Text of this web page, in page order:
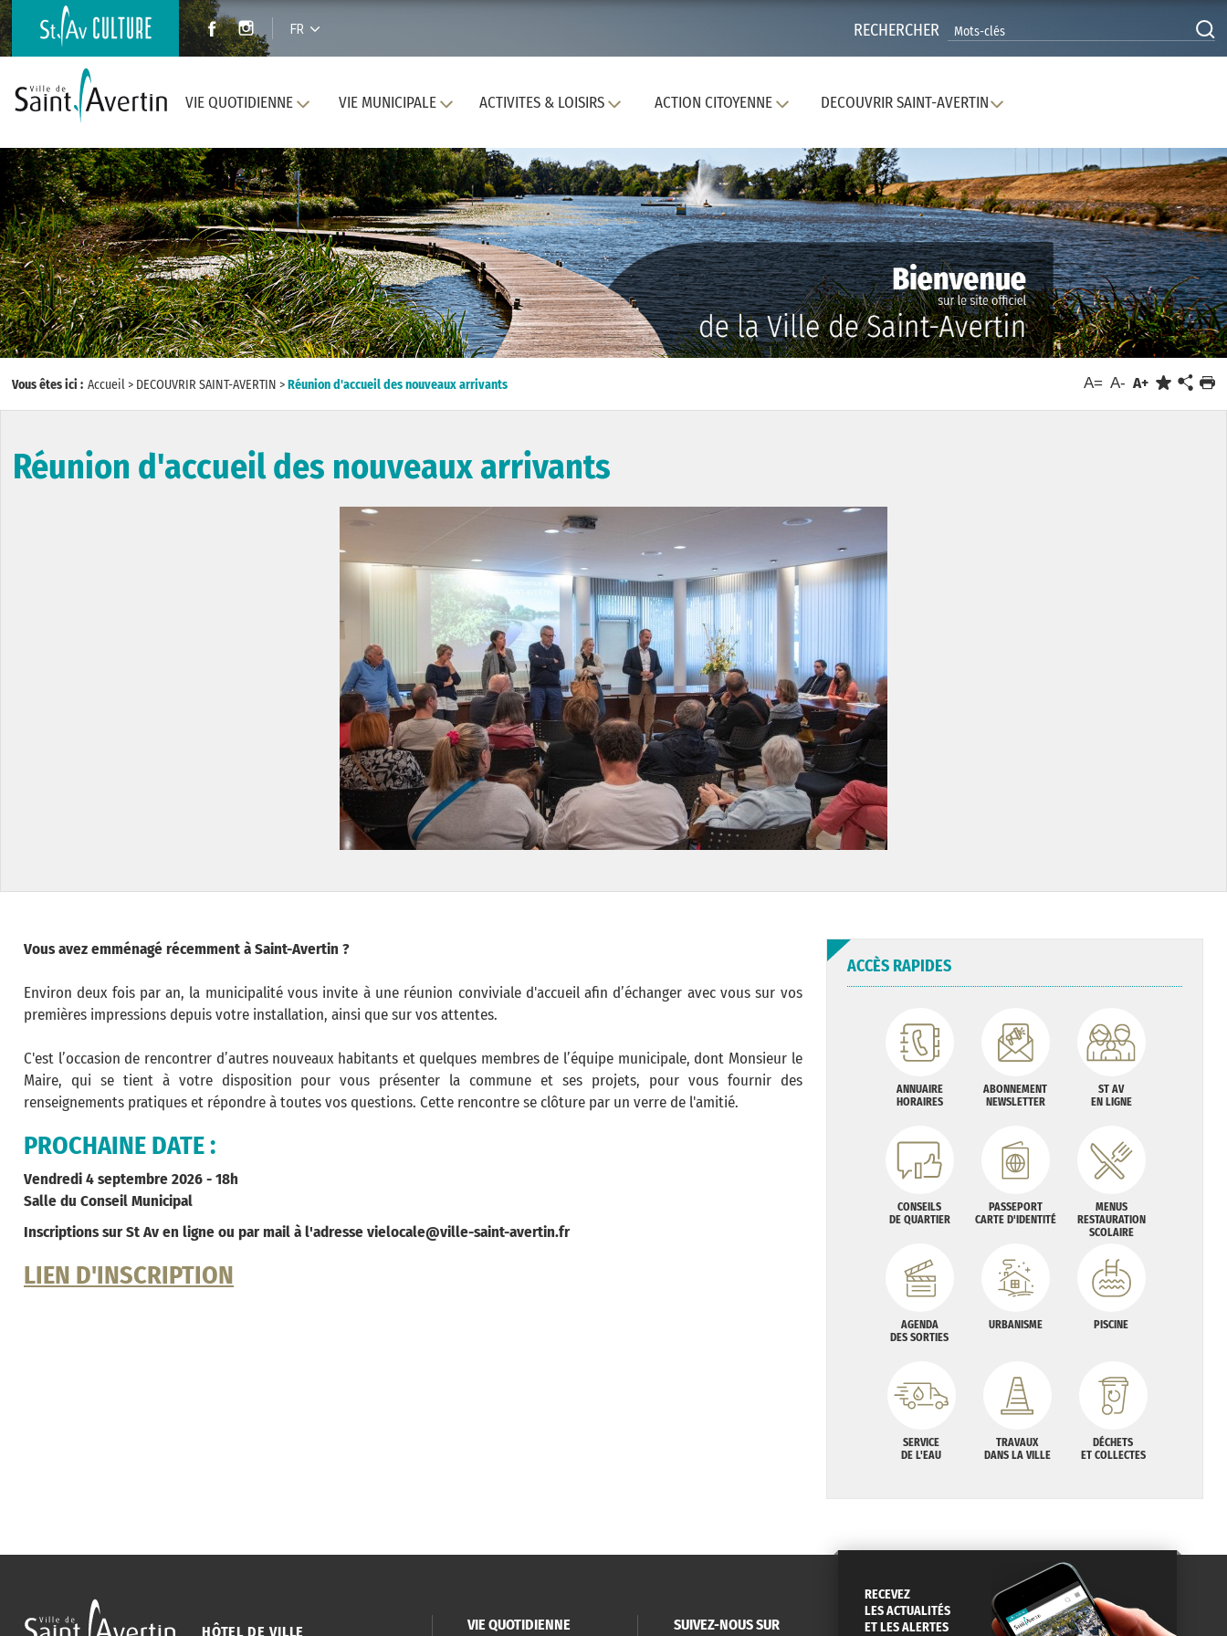
FR RECHERCHER
VIE QUOTIDIENNE VIE MUNICIPALE ACTIVITES & LOISIRS ACTION CITOYENNE DECOUVRIR SAINT-AVERTIN
Vous êtes ici : Accueil> DECOUVRIR SAINT-AVERTIN >Réunion d'accueil des nouveaux arrivants A= A- A+
Réunion d'accueil des nouveaux arrivants
Vous avez emménagé récemment à Saint-Avertin ?
Environ deux fois par an, la municipalité vous invite à une réunion conviviale d'accueil afin d’échanger avec vous sur vos
premières impressions depuis votre installation, ainsi que sur vos attentes.
C'est l’occasion de rencontrer d’autres nouveaux habitants et quelques membres de l’équipe municipale, dont Monsieur le
Maire, qui se tient à votre disposition pour vous présenter la commune et ses projets, pour vous fournir des
renseignements pratiques et répondre à toutes vos questions. Cette rencontre se clôture par un verre de l'amitié.
PROCHAINE DATE :
Vendredi 4 septembre 2026 - 18h
Salle du Conseil Municipal
Inscriptions sur St Av en ligne ou par mail à l'adresse vielocale@ville-saint-avertin.fr
LIEN D'INSCRIPTION
ACCÈS RAPIDES
ANNUAIRE
HORAIRES
ABONNEMENT
NEWSLETTER
ST AV
EN LIGNE
CONSEILS
DE QUARTIER
PASSEPORT
CARTE D'IDENTITÉ
MENUS
RESTAURATION
SCOLAIRE
AGENDA
DES SORTIES
URBANISME PISCINE
SERVICE
DE L'EAU
TRAVAUX
DANS LA VILLE
DÉCHETS
ET COLLECTES
HÔTEL DE VILLE VIE QUOTIDIENNE SUIVEZ-NOUS SUR
RECEVEZ
LES ACTUALITÉS
ET LES ALERTES